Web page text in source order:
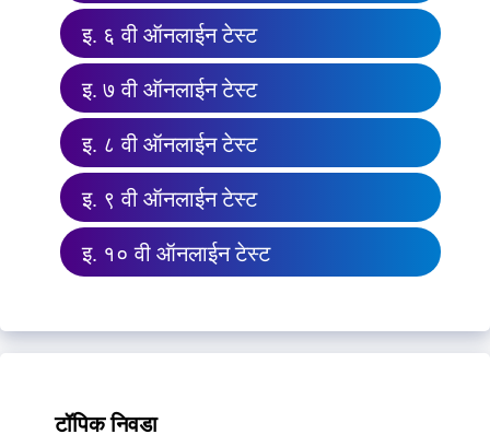
इ. ६ वी ऑनलाईन टेस्ट
इ. ७ वी ऑनलाईन टेस्ट
इ. ८ वी ऑनलाईन टेस्ट
इ. ९ वी ऑनलाईन टेस्ट
इ. १० वी ऑनलाईन टेस्ट
टॉपिक निवडा